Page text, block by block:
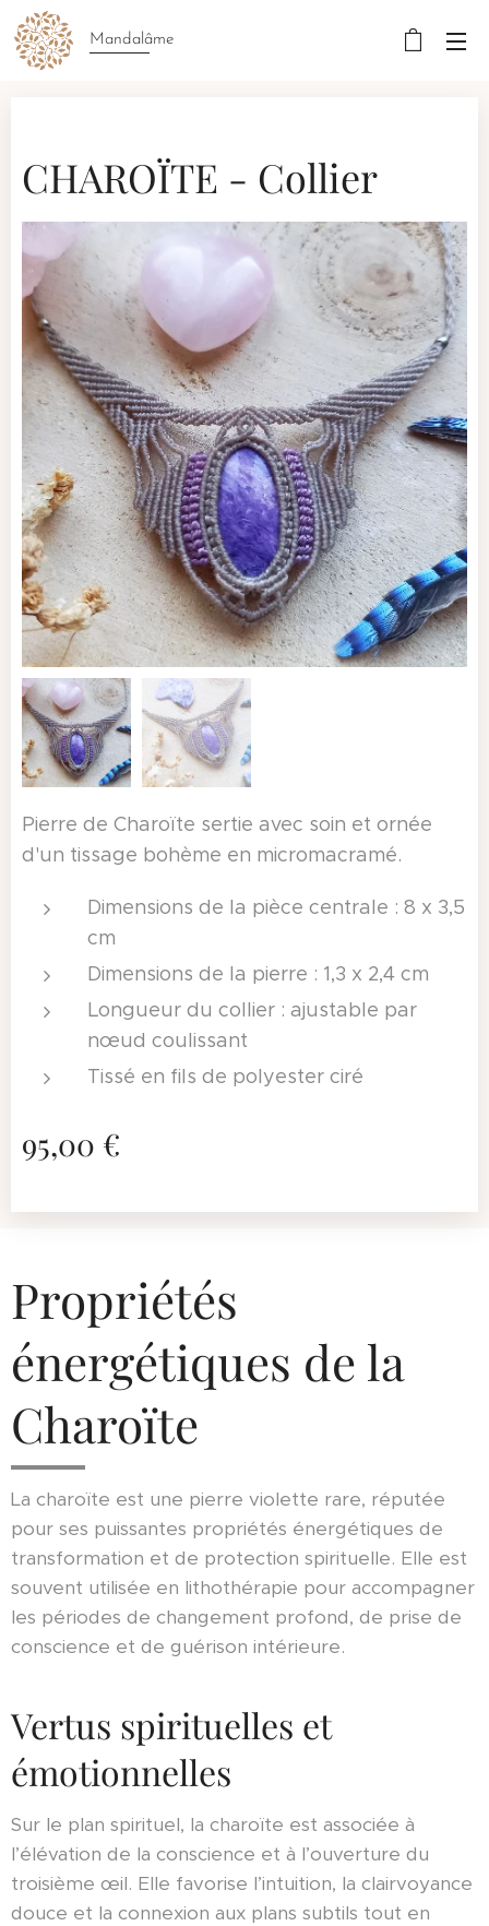
Mandalâme
CHAROÏTE - Collier
Pierre de Charoïte sertie avec soin et ornée
d'un tissage bohème en micromacramé.
Dimensions de la pièce centrale : 8 x 3,5
cm
Dimensions de la pierre : 1,3 x 2,4 cm
Longueur du collier : ajustable par
nœud coulissant
Tissé en fils de polyester ciré
95,00 €
Propriétés
énergétiques de la
Charoïte
La charoïte est une pierre violette rare, réputée
pour ses puissantes propriétés énergétiques de
transformation et de protection spirituelle. Elle est
souvent utilisée en lithothérapie pour accompagner
les périodes de changement profond, de prise de
conscience et de guérison intérieure.
Vertus spirituelles et
émotionnelles
Sur le plan spirituel, la charoïte est associée à
l’élévation de la conscience et à l’ouverture du
troisième œil. Elle favorise l’intuition, la clairvoyance
douce et la connexion aux plans subtils tout en